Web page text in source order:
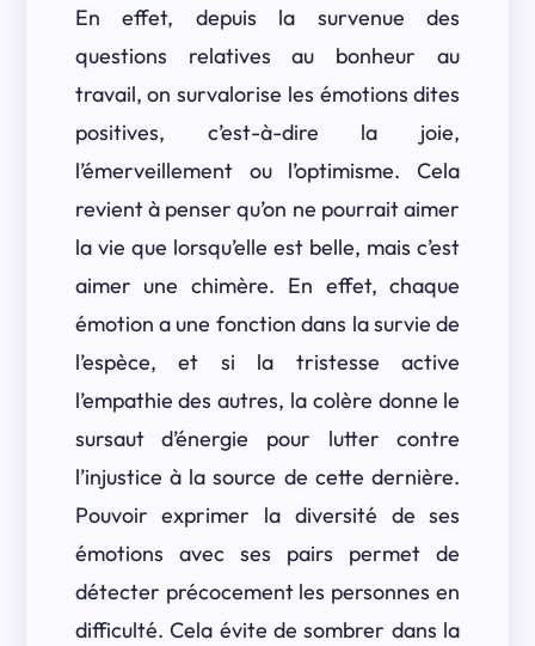
En effet, depuis la survenue des
questions relatives au bonheur au
travail, on survalorise les émotions dites
positives, c’est-à-dire la joie,
l’émerveillement ou l’optimisme. Cela
revient à penser qu’on ne pourrait aimer
la vie que lorsqu’elle est belle, mais c’est
aimer une chimère. En effet, chaque
émotion a une fonction dans la survie de
l’espèce, et si la tristesse active
l’empathie des autres, la colère donne le
sursaut d’énergie pour lutter contre
l’injustice à la source de cette dernière.
Pouvoir exprimer la diversité de ses
émotions avec ses pairs permet de
détecter précocement les personnes en
difficulté. Cela évite de sombrer dans la